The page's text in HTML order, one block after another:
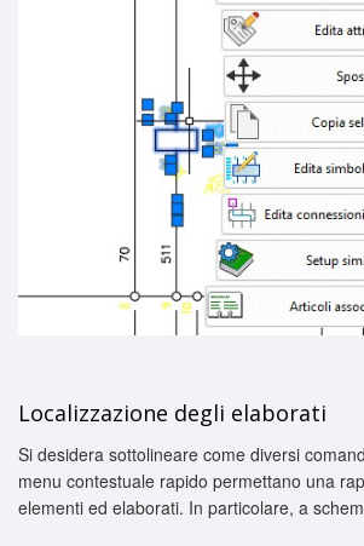
Localizzazione degli elaborati
Si desidera sottolineare come diversi
menu contestuale rapido permettano una
elementi ed elaborati. In particolare, a